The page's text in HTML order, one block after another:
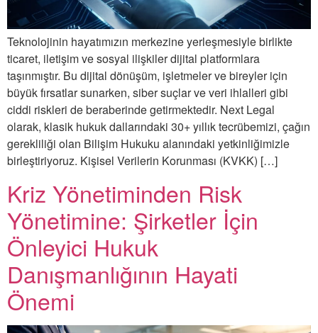
Teknolojinin hayatımızın merkezine yerleşmesiyle birlikte
ticaret, iletişim ve sosyal ilişkiler dijital platformlara
taşınmıştır. Bu dijital dönüşüm, işletmeler ve bireyler için
büyük fırsatlar sunarken, siber suçlar ve veri ihlalleri gibi
ciddi riskleri de beraberinde getirmektedir. Next Legal
olarak, klasik hukuk dallarındaki 30+ yıllık tecrübemizi, çağın
gerekliliği olan Bilişim Hukuku alanındaki yetkinliğimizle
birleştiriyoruz. Kişisel Verilerin Korunması (KVKK) […]
Kriz Yönetiminden Risk
Yönetimine: Şirketler İçin
Önleyici Hukuk
Danışmanlığının Hayati
Önemi